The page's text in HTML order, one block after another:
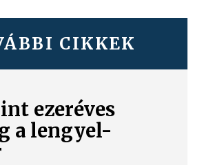
CIKKEK
ezeréves
a lengyel-